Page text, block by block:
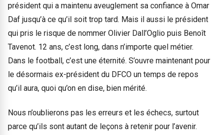
président qui a maintenu aveuglement sa confiance à Omar
Daf jusqu’à ce qu’il soit trop tard. Mais il aussi le président
qui pris le risque de nommer Olivier Dall’Oglio puis Benoît
Tavenot. 12 ans, c’est long, dans n’importe quel métier.
Dans le football, c’est une éternité. S’ouvre maintenant pour
le désormais ex-président du DFCO un temps de repos
qu’il aura, quoi qu’on en dise, bien mérité.
Nous n’oublierons pas les erreurs et les échecs, surtout
parce qu’ils sont autant de leçons à retenir pour l’avenir.